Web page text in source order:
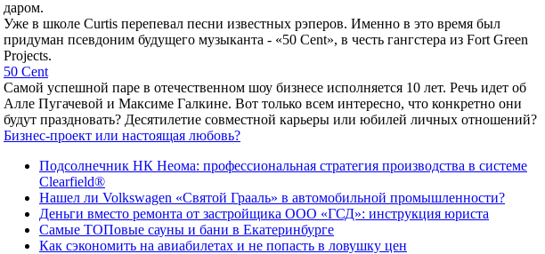
даром.
Уже в школе Curtis перепевал песни известных рэперов. Именно в это время был
придуман псевдоним будущего музыканта - «50 Cent», в честь гангстера из Fort Green
Projects.
50 Cent
Самой успешной паре в отечественном шоу бизнесе исполняется 10 лет. Речь идет об
Алле Пугачевой и Максиме Галкине. Вот только всем интересно, что конкретно они
будут праздновать? Десятилетие совместной карьеры или юбилей личных отношений?
Бизнес-проект или настоящая любовь?
Подсолнечник НК Неома: профессиональная стратегия производства в системе
Clearfield®
Нашел ли Volkswagen «Святой Грааль» в автомобильной промышленности?
Деньги вместо ремонта от застройщика ООО «ГСД»: инструкция юриста
Самые ТОПовые сауны и бани в Екатеринбурге
Как сэкономить на авиабилетах и не попасть в ловушку цен